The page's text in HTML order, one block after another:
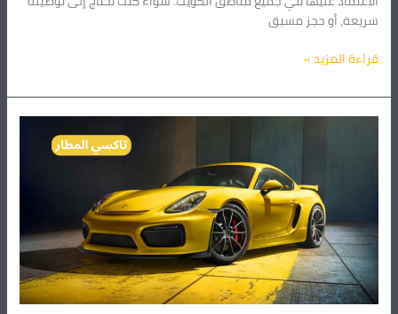
سريعة، أو حجز مسبق
قراءة المزيد »
55226592